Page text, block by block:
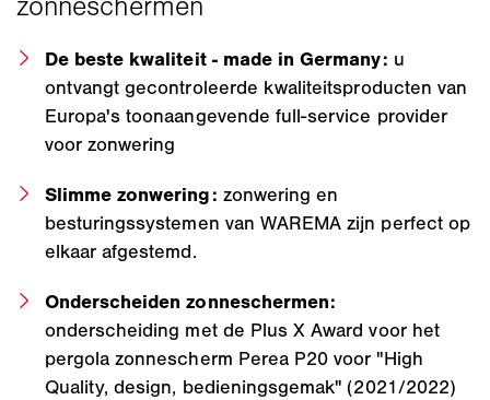
De beste kwaliteit - made in Germany: u
ontvangt gecontroleerde kwaliteitsproducten van
Europa's toonaangevende full-service provider
voor zonwering
Slimme zonwering: zonwering en
besturingssystemen van WAREMA zijn perfect op
elkaar afgestemd.
Onderscheiden zonneschermen:
onderscheiding met de Plus X Award voor het
pergola zonnescherm Perea P20 voor "High
Quality, design, bedieningsgemak" (2021/2022)